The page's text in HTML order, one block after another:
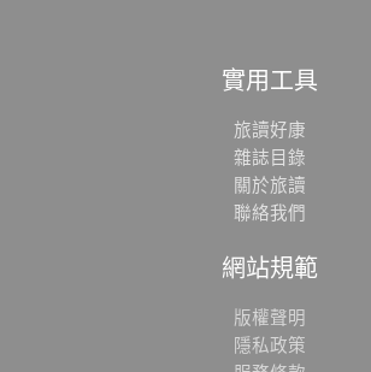
實用工具
旅讀好康
雜誌目錄
關於旅讀
聯絡我們
網站規範
版權聲明
隱私政策